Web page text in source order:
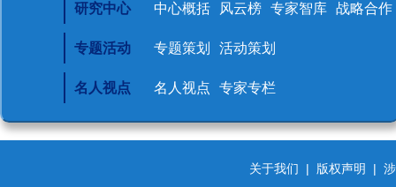
研究中心 中心概括 风云榜 专家智库 战略合作
专题活动 专题策划 活动策划
名人视点 名人视点 专家专栏
关于我们 | 版权声明 |